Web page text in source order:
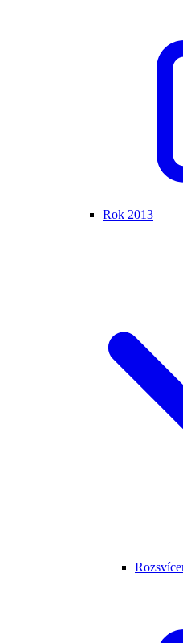
Rok 2013